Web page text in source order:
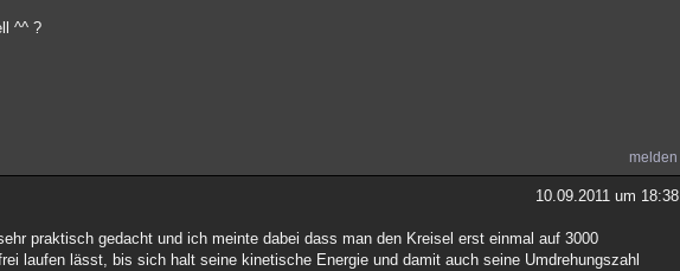
^^ ?
melden
10.09.2011 um 18:38
praktisch gedacht und ich meinte dabei dass man den Kreisel erst einmal auf 3000
laufen lässt, bis sich halt seine kinetische Energie und damit auch seine Umdrehungszahl